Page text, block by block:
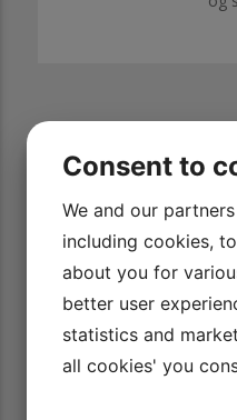
er der gode tips til løsninger
værktøj i kassen.
Skøt
Consent to
We and our
including cookies,
about you for
better user
statistics and
all cookies' you